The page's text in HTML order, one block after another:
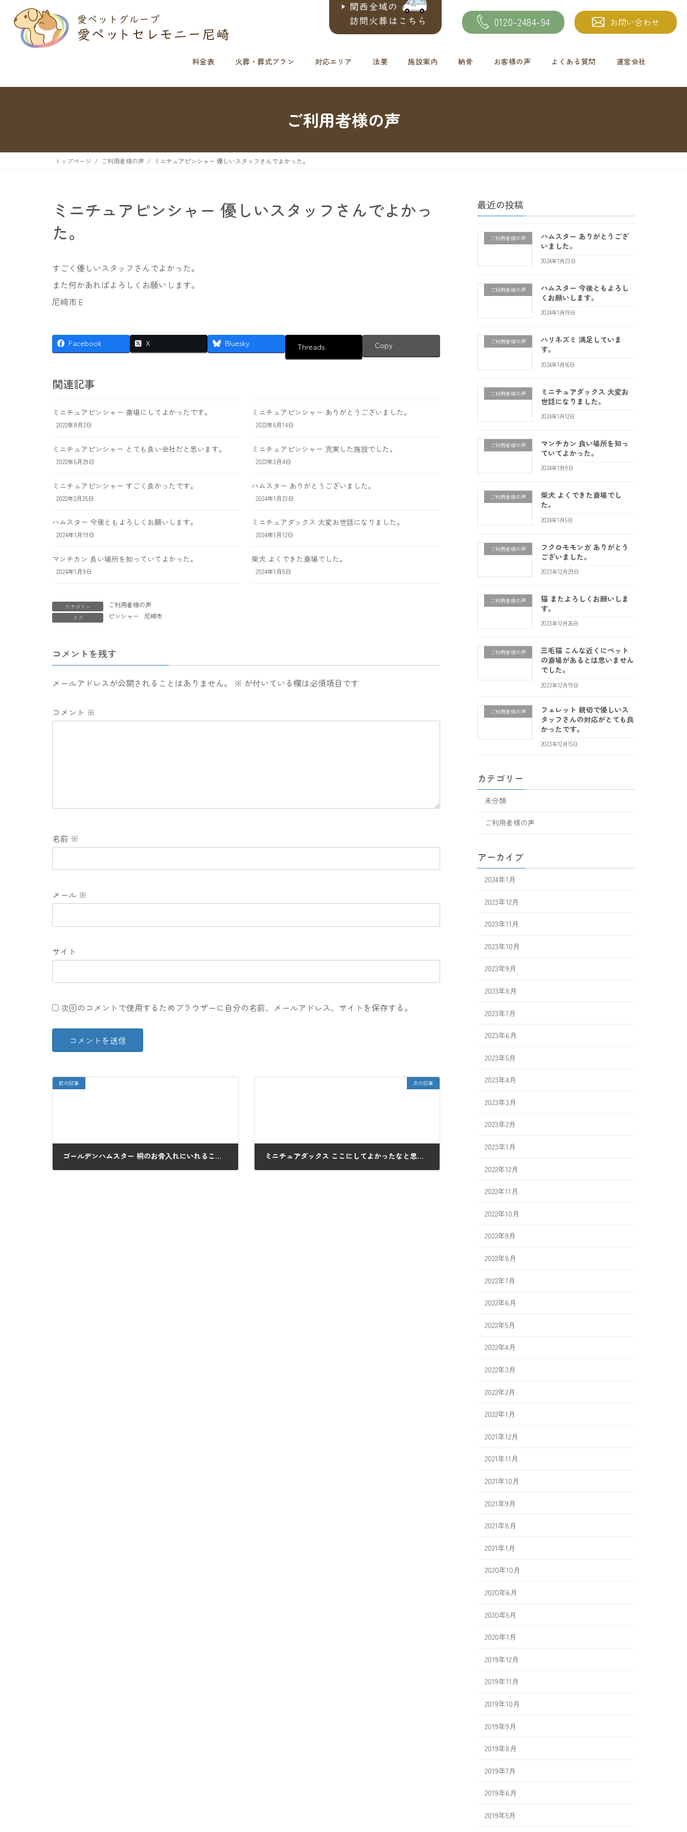
0120-2484-94 お問い合わせ
料金表 火葬・葬式プラン 対応エリア 法要 施設案内 納骨 お客様の声 よくある質問 運営会社
ご利用者様の声
トップページ ご利用者様の声 ミニチュアピンシャー 優しいスタッフさんでよかった。
ミニチュアピンシャー 優しいスタッフさんでよかっ
た。
すごく優しいスタッフさんでよかった。
また何かあればよろしくお願いします。
尼崎市 E
Facebook X Bluesky Threads Copy
関連記事
ミニチュアピンシャー 斎場にしてよかったです。
2022年8月2日
ミニチュアピンシャー ありがとうございました。
2022年6月14日
ミニチュアピンシャー とても良い会社だと思います。
2022年5月29日
ミニチュアピンシャー 充実した施設でした。
2022年3月4日
ミニチュアピンシャー すごく良かったです。
2022年2月25日
ハムスター ありがとうございました。
2024年1月23日
ハムスター 今後ともよろしくお願いします。
2024年1月19日
ミニチュアダックス 大変お世話になりました。
2024年1月12日
マンチカン 良い場所を知っていてよかった。
2024年1月9日
柴犬 よくできた斎場でした。
2024年1月5日
カテゴリー ご利用者様の声
タグ ピンシャー 尼崎市
コメントを残す
メールアドレスが公開されることはありません。 ※ が付いている欄は必須項目です
コメント ※
名前 ※
メール ※
サイト
次回のコメントで使用するためブラウザーに自分の名前、メールアドレス、サイトを保存する。
前の記事
ゴールデンハムスター 桐のお骨入れにいれることが出来ました。
次の記事
ミニチュアダックス ここにしてよかったなと思います
最近の投稿
ご利用者様の声
ハムスター ありがとうござ
いました。
2024年1月23日
ご利用者様の声
ハムスター 今後ともよろし
くお願いします。
2024年1月19日
ご利用者様の声
ハリネズミ 満足していま
す。
2024年1月16日
ご利用者様の声
ミニチュアダックス 大変お
世話になりました。
2024年1月12日
ご利用者様の声
マンチカン 良い場所を知っ
ていてよかった。
2024年1月9日
ご利用者様の声
柴犬 よくできた斎場でし
た。
2024年1月5日
ご利用者様の声
フクロモモンガ ありがとう
ございました。
2023年12月29日
ご利用者様の声
猫 またよろしくお願いしま
す。
2023年12月26日
ご利用者様の声
三毛猫 こんな近くにペット
の斎場があるとは思いません
でした。
2023年12月19日
ご利用者様の声
フェレット 親切で優しいス
タッフさんの対応がとても良
かったです。
2023年12月15日
カテゴリー
未分類
ご利用者様の声
アーカイブ
2024年1月
2023年12月
2023年11月
2023年10月
2023年9月
2023年8月
2023年7月
2023年6月
2023年5月
2023年4月
2023年3月
2023年2月
2023年1月
2022年12月
2022年11月
2022年10月
2022年9月
2022年8月
2022年7月
2022年6月
2022年5月
2022年4月
2022年3月
2022年2月
2022年1月
2021年12月
2021年11月
2021年10月
2021年9月
2021年8月
2021年1月
2020年10月
2020年6月
2020年5月
2020年1月
2019年12月
2019年11月
2019年10月
2019年9月
2019年8月
2019年7月
2019年6月
2019年5月